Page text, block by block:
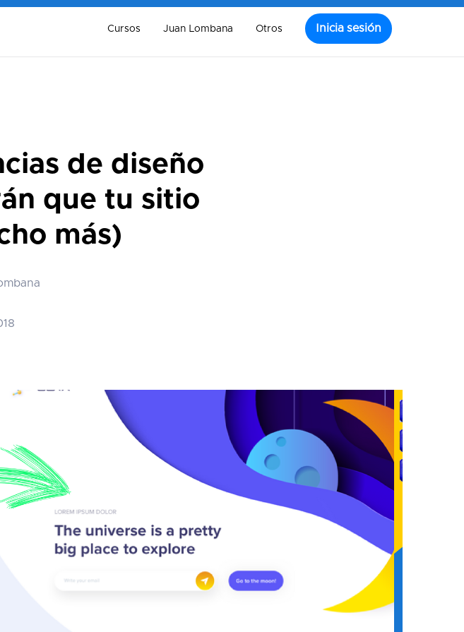
de diseño
que tu sitio
más)
Cursos Juan Lombana Otros Inicia sesión